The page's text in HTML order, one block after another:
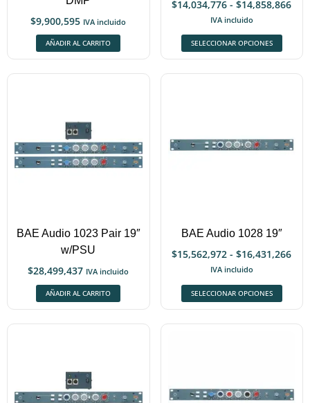
$9,900,595 IVA incluido
AÑADIR AL CARRITO
$14,034,776 - $14,858,866
IVA incluido
SELECCIONAR OPCIONES
BAE Audio 1023 Pair 19″
w/PSU
$28,499,437 IVA incluido
AÑADIR AL CARRITO
BAE Audio 1028 19″
$15,562,972 - $16,431,266
IVA incluido
SELECCIONAR OPCIONES